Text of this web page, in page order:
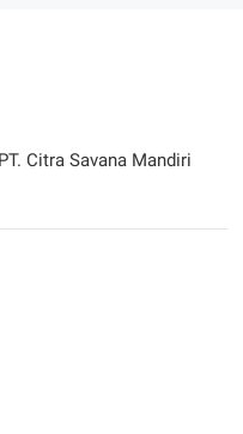
Citra Savana Mandiri